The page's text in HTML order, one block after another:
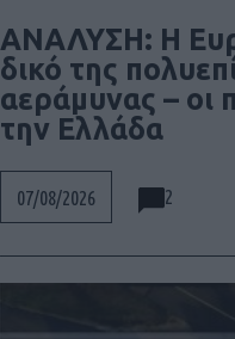
ΑΝΑΛΥΣΗ: Η
δικό της
αεράμυνας – οι
την Ελλάδα
07/08/2026 2